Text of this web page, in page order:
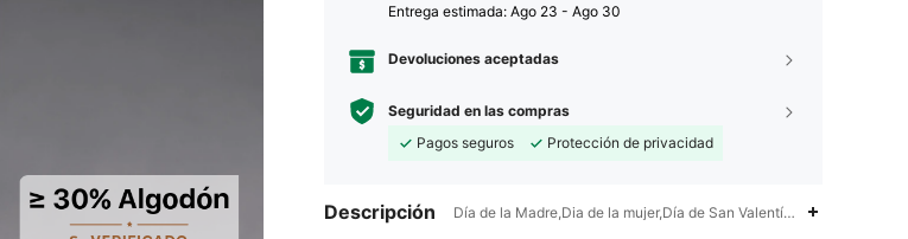
Entrega estimada: Ago 23 - Ago 30
Devoluciones aceptadas
Seguridad en las compras
Pagos seguros
Protección de privacidad
Descripción Día de la Madre,Dia de la mujer,Día de San Valentín,1% Lino,8%